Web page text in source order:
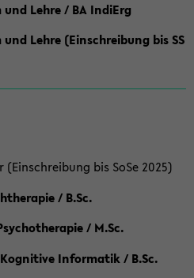
Lehre / BA IndiErg
Lehre (Einschreibung bis SS
bis SoSe 2025)
/ B.Sc.
/ M.Sc.
Informatik / B.Sc.